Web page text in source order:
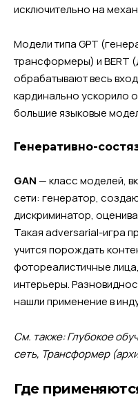
исключительно на
Модели типа GPT
трансформеры) и BERT
обрабатывают весь
кардинально ускорило
большие языковые
Генеративно-
GAN — класс моделей,
сети: генератор,
дискриминатор,
Такая adversarial-игра
учится порождать
фотореалистичные
интерьеры.
нашли применение в
См. также: Глубокое
сеть, Трансформер
Где